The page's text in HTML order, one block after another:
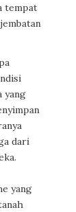
tempat
yang
dari
yang